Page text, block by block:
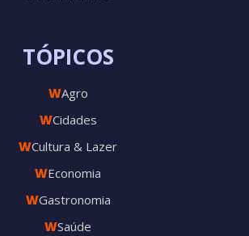
TÓPICOS
WAgro
WCidades
WCultura & Lazer
WEconomia
WGastronomia
WSaúde